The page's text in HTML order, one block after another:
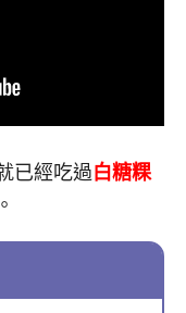
已經吃過白糖粿